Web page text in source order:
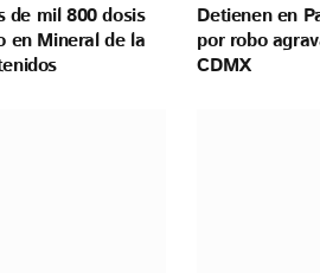
de mil 800 dosis
en Mineral de la
Detienen en
por robo
CDMX